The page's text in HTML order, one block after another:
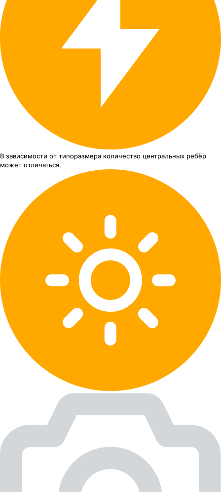
В зависимости от типоразмера количество центральных ребёр
может отличаться.